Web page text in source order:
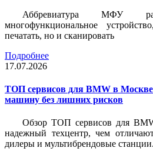
Аббревиатура МФУ
многофункциональное
печатать, но и сканировать
Подробнее
17.07.2026
ТОП сервисов для BMW в
машину без лишних рисков
Обзор ТОП сервисов для
надежный техцентр, чем
дилеры и мультибрендовые станции.